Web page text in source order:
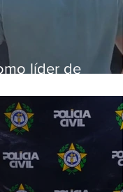
líder de
é preso